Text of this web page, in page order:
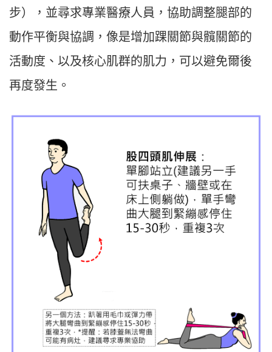
步），並尋求專業醫療人員，協助調整腿部的
動作平衡與協調，像是增加踝關節與髖關節的
活動度、以及核心肌群的肌力，可以避免爾後
再度發生。